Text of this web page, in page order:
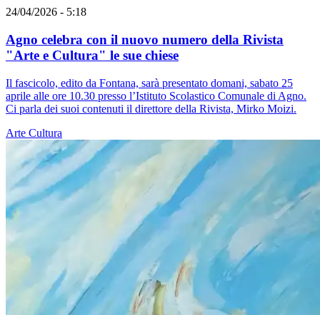
24/04/2026 - 5:18
Agno celebra con il nuovo numero della Rivista
"Arte e Cultura" le sue chiese
Il fascicolo, edito da Fontana, sarà presentato domani, sabato 25
aprile alle ore 10.30 presso l’Istituto Scolastico Comunale di Agno.
Ci parla dei suoi contenuti il direttore della Rivista, Mirko Moizi.
Arte Cultura